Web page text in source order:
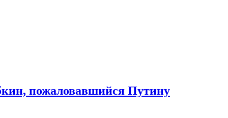
пожаловавшийся Путину